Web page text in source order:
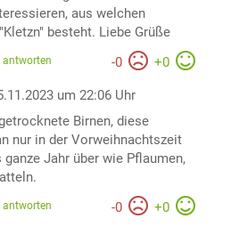
aus welchen
besteht. Liebe Grüße
-0 +0
um 22:06 Uhr
Birnen, diese
nur in der Vorweihnachtszeit
ganze Jahr über wie Pflaumen,
-0 +0